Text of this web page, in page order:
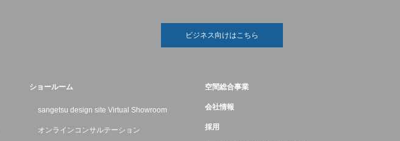
ビジネス向けはこちら
ショールーム
sangetsu design site Virtual Showroom
オンラインコンサルテーション
空間総合事業
会社情報
採用